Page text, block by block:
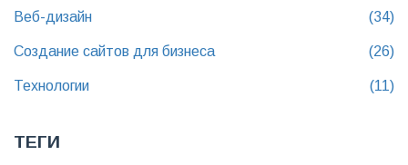
Веб-дизайн (34)
Создание сайтов для бизнеса (26)
Технологии (11)
ТЕГИ